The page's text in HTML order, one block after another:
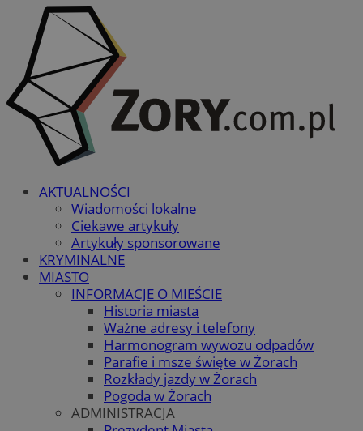
AKTUALNOŚCI
Wiadomości lokalne
Ciekawe artykuły
Artykuły sponsorowane
KRYMINALNE
MIASTO
INFORMACJE O MIEŚCIE
Historia miasta
Ważne adresy i telefony
Harmonogram wywozu odpadów
Parafie i msze święte w Żorach
Rozkłady jazdy w Żorach
Pogoda w Żorach
ADMINISTRACJA